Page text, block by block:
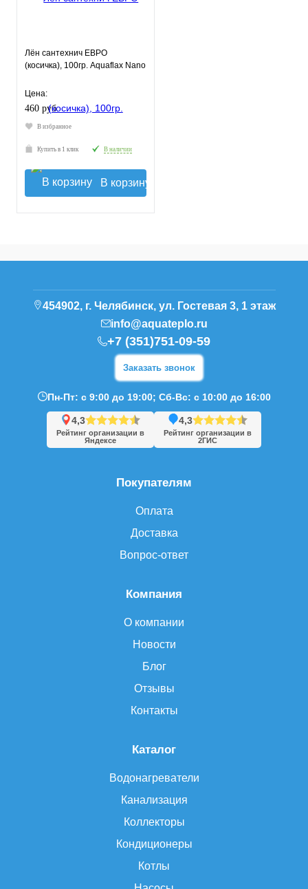
Лён сантехнич ЕВРО
(косичка), 100гр. Aquaflax Nano
Цена:
460 руб.
В избранное
Купить в 1 клик В наличии
В корзину
Каталог
Водонагреватели
Канализация
Коллекторы
Кондиционеры
Котлы
Компания
О компании
Новости
Блог
Отзывы
Контакты
Покупателям
Оплата
Доставка
Вопрос-ответ
454902, г. Челябинск, ул. Гостевая 3, 1 этаж
info@aquateplo.ru
+7 (351)751-09-59
Заказать звонок
Пн-Пт: с 9:00 до 19:00; Сб-Вс: с 10:00 до 16:00
4,3
Рейтинг организации в
Яндексе
4,3
Рейтинг организации в
2ГИС